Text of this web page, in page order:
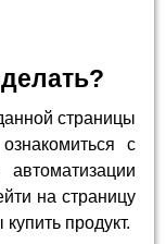
страницы
с
на страницу
продукт.